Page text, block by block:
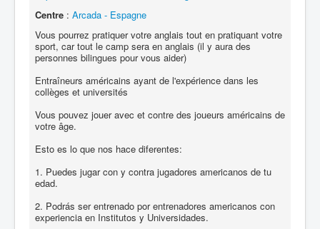
Centre : Arcada - Espagne
Vous pourrez pratiquer votre anglais tout en pratiquant votre
sport, car tout le camp sera en anglais (il y aura des
personnes bilingues pour vous aider)
Entraîneurs américains ayant de l'expérience dans les
collèges et universités
Vous pouvez jouer avec et contre des joueurs américains de
votre âge.
Esto es lo que nos hace diferentes:
1. Puedes jugar con y contra jugadores americanos de tu
edad.
2. Podrás ser entrenado por entrenadores americanos con
experiencia en Institutos y Universidades.